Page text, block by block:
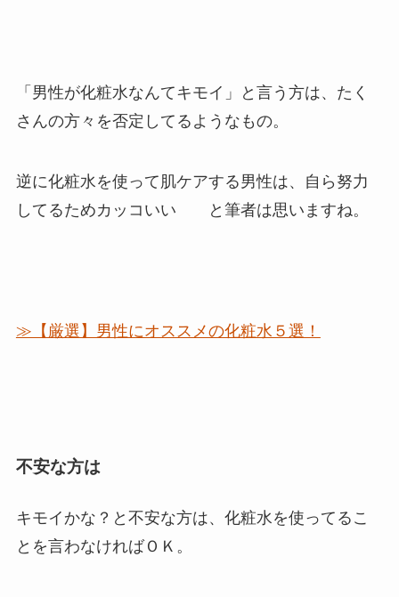
「男性が化粧水なんてキモイ」と言う方は、たく
さんの方々を否定してるようなもの。
逆に化粧水を使って肌ケアする男性は、自ら努力
してるためカッコいい と筆者は思いますね。
≫【厳選】男性にオススメの化粧水５選！
不安な方は
キモイかな？と不安な方は、 化粧水を使ってるこ
とを言わなければＯＫ。